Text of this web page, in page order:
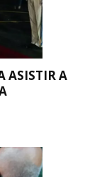
ASISTIR A